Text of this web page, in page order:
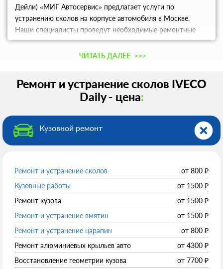
Дейли) «МИГ Автосервис» предлагает услуги по
устранению сколов на корпусе автомобиля в Москве.
Наши специалисты проведут необходимые ремонтные
работы, подберут точный оттенок для детали на
компьютере и нанесут новый лакокрасочный слой
ЧИТАТЬ ДАЛЕЕ >>>
Ремонт и устранение сколов IVECO
Daily - цена:
Кузовной ремонт
Ремонт и устранение сколов от 800 ₽
Кузовные работы
от 1500 ₽
Ремонт кузова
от 1500 ₽
Ремонт и устранение вмятин
от 1500 ₽
Ремонт и устранение царапин
от 800 ₽
Ремонт алюминиевых крыльев авто
от 4300 ₽
Восстановление геометрии кузова
от 7700 ₽